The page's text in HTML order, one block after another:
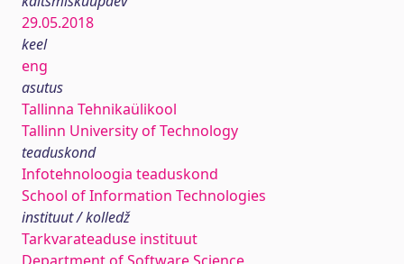
29.05.2018
keel
eng
asutus
Tallinna Tehnikaülikool
Tallinn University of Technology
teaduskond
Infotehnoloogia teaduskond
School of Information Technologies
instituut / kolledž
Tarkvarateaduse instituut